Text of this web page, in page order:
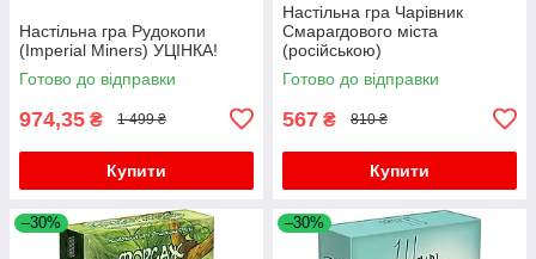
Настільна гра Рудокопи
(Imperial Miners) УЦІНКА!
Готово до відправки
974,35 ₴ 1 499 ₴
Купити
Настільна гра Чарівник
Смарагдового міста
(російською)
Готово до відправки
567 ₴ 810 ₴
Купити
–30% –30%